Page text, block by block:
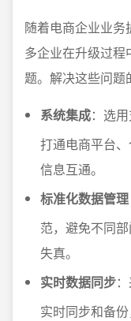
随着电商企业业
多企业在升级过
题。解决这些问题
系统集成：选
打通电商平台
信息互通。
标准化数据管理
范，避免不同
失真。
实时数据同步
实时同步和备